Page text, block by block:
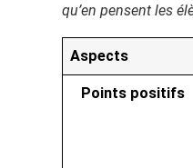
qu’en pensent les
Aspects
Points positifs